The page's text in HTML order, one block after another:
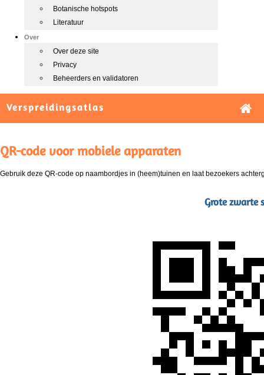
Botanische hotspots
Literatuur
Over
Over deze site
Privacy
Beheerders en validatoren
Verspreidingsatlas
QR-code voor mobiele apparaten
Gebruik deze QR-code op naambordjes in (heem)tuinen en laat bezoekers
Grote zwarte